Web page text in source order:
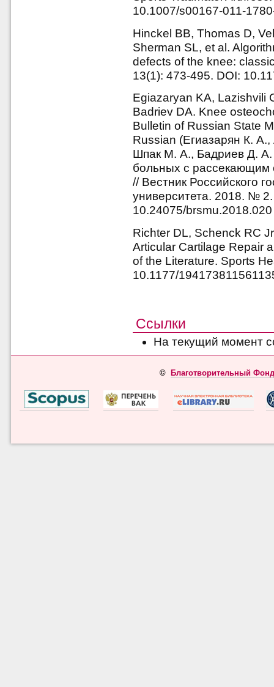
10.1007/s00167-011-
Hinckel BB, Thomas D,
Sherman SL, et al.
defects of the knee:
13(1): 473-495. DOI:
Egiazaryan KA, Lazishvili
Badriev DA. Knee
Bulletin of Russian State
Russian (Егиазарян К.
Шпак М. А., Бадриев Д. А.
больных с рассекающим
// Вестник Российского
университета. 2018. №
10.24075/brsmu.2018.020
Richter DL, Schenck RC
Articular Cartilage Repair
of the Literature. Sports
10.1177/
Ссылки
На текущий момент
© Благотворительный